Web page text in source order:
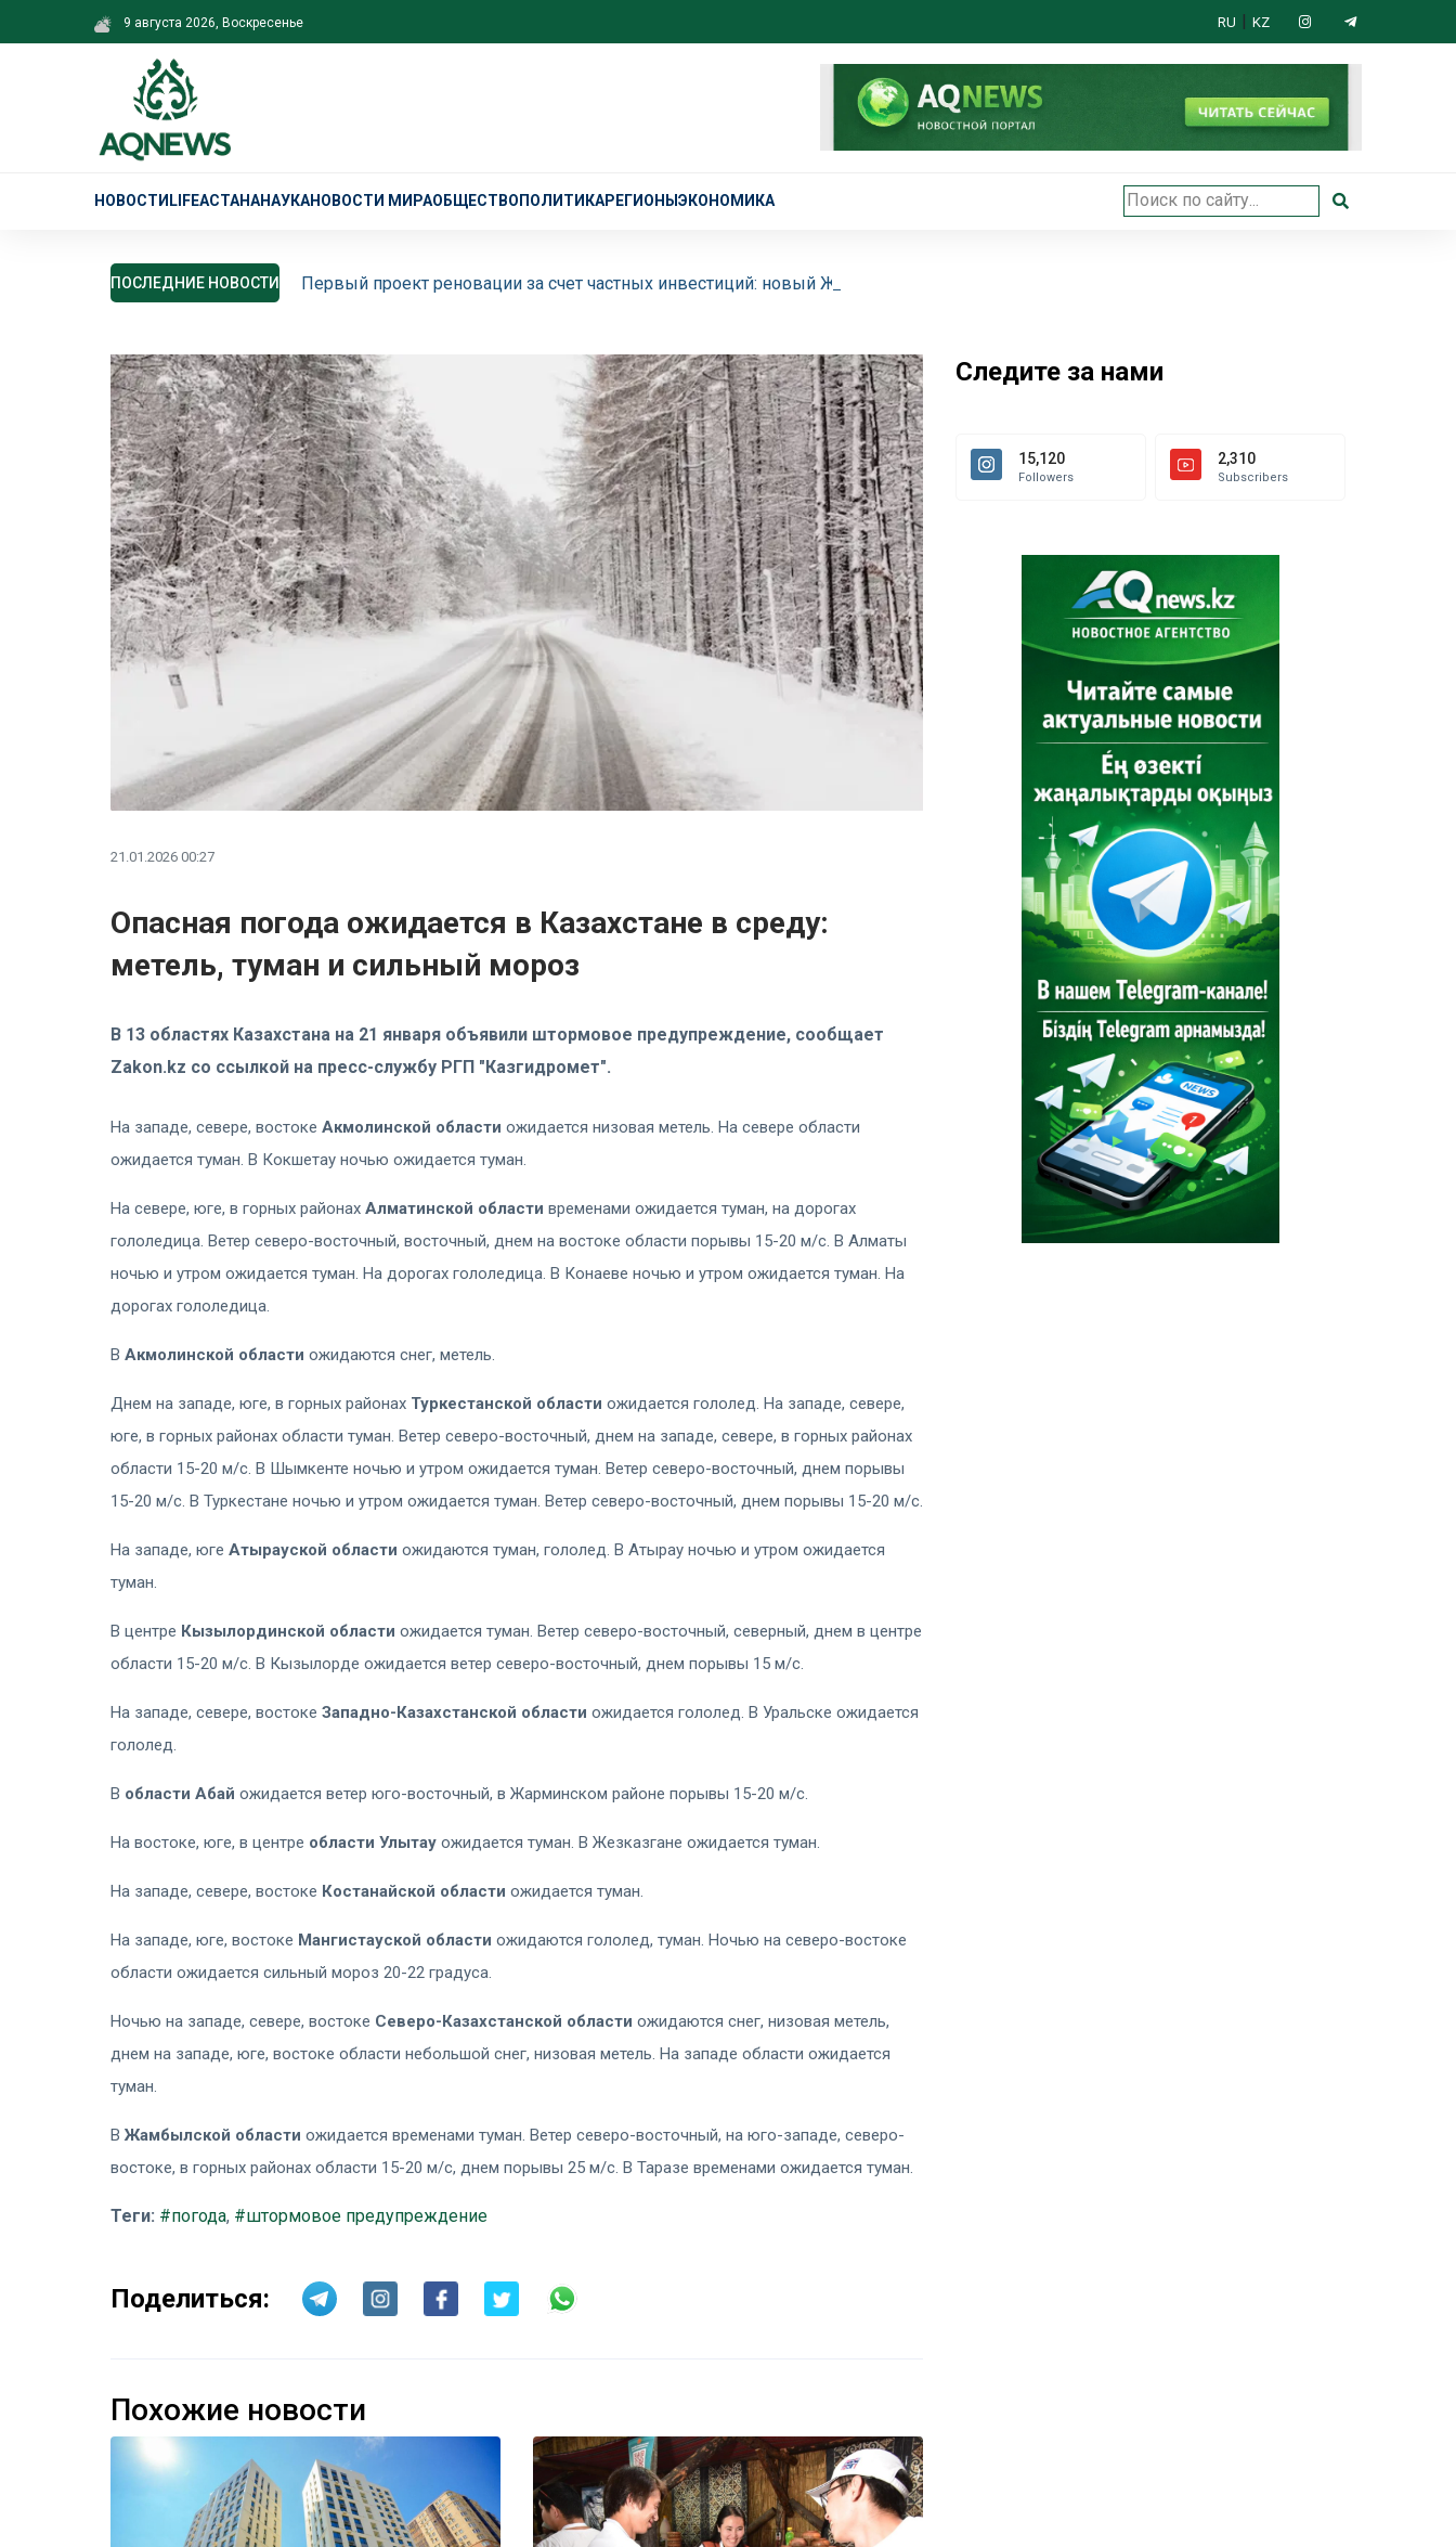
9 августа 2026, Воскресенье RU | KZ
НОВОСТИ LIFEАСТАНАНАУКАНОВОСТИ МИРАОБЩЕСТВО ПОЛИТИКАРЕГИОНЫ ЭКОНОМИКА
ПОСЛЕДНИЕ НОВОСТИ Первый проект реновации за счет частных инвестиций: новый ЖК торжественно открыли в Астане
21.01.2026 00:27
Опасная погода ожидается в Казахстане в среду:
метель, туман и сильный мороз
В 13 областях Казахстана на 21 января объявили штормовое предупреждение, сообщает
Zakon.kz со ссылкой на пресс-службу РГП "Казгидромет".
На западе, севере, востоке Акмолинской области ожидается низовая метель. На севере области
ожидается туман. В Кокшетау ночью ожидается туман.
На севере, юге, в горных районах Алматинской области временами ожидается туман, на дорогах
гололедица. Ветер северо-восточный, восточный, днем на востоке области порывы 15-20 м/с. В Алматы
ночью и утром ожидается туман. На дорогах гололедица. В Конаеве ночью и утром ожидается туман. На
дорогах гололедица.
В Акмолинской области ожидаются снег, метель.
Днем на западе, юге, в горных районах Туркестанской области ожидается гололед. На западе, севере,
юге, в горных районах области туман. Ветер северо-восточный, днем на западе, севере, в горных районах
области 15-20 м/с. В Шымкенте ночью и утром ожидается туман. Ветер северо-восточный, днем порывы
15-20 м/с. В Туркестане ночью и утром ожидается туман. Ветер северо-восточный, днем порывы 15-20 м/с.
На западе, юге Атырауской области ожидаются туман, гололед. В Атырау ночью и утром ожидается
туман.
В центре Кызылординской области ожидается туман. Ветер северо-восточный, северный, днем в центре
области 15-20 м/с. В Кызылорде ожидается ветер северо-восточный, днем порывы 15 м/с.
На западе, севере, востоке Западно-Казахстанской области ожидается гололед. В Уральске ожидается
гололед.
В области Абай ожидается ветер юго-восточный, в Жарминском районе порывы 15-20 м/с.
На востоке, юге, в центре области Улытау ожидается туман. В Жезказгане ожидается туман.
На западе, севере, востоке Костанайской области ожидается туман.
На западе, юге, востоке Мангистауской области ожидаются гололед, туман. Ночью на северо-востоке
области ожидается сильный мороз 20-22 градуса.
Ночью на западе, севере, востоке Северо-Казахстанской области ожидаются снег, низовая метель,
днем на западе, юге, востоке области небольшой снег, низовая метель. На западе области ожидается
туман.
В Жамбылской области ожидается временами туман. Ветер северо-восточный, на юго-западе, северо-
востоке, в горных районах области 15-20 м/с, днем порывы 25 м/с. В Таразе временами ожидается туман.
Теги: #погода, #штормовое предупреждение
Поделиться:
Похожие новости
Следите за нами
15,120
Followers
2,310
Subscribers